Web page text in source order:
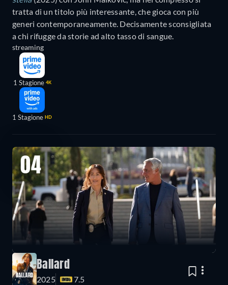
tratta di un titolo più interessante, che gioca con più
generi contemporaneamente. Decisamente sconsigliata
a chi rifugge da storie ad alto tasso di sangue.
streaming
1 Stagione 4K
1 Stagione HD
04
Ballard
2025
7.5